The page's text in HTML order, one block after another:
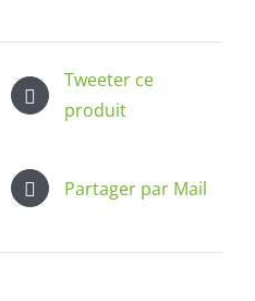
Tweeter ce
produit
Partager par Mail